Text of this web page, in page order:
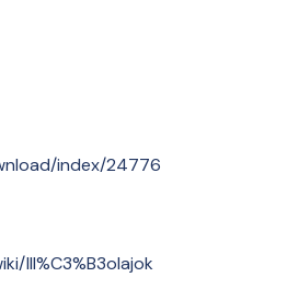
index/24776
Ill%C3%B3olajok